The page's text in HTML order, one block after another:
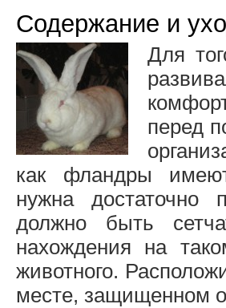
Содержание и
Для
перед
как фландры
нужна достаточно
должно быть
нахождения на
животного.
месте, защищенном